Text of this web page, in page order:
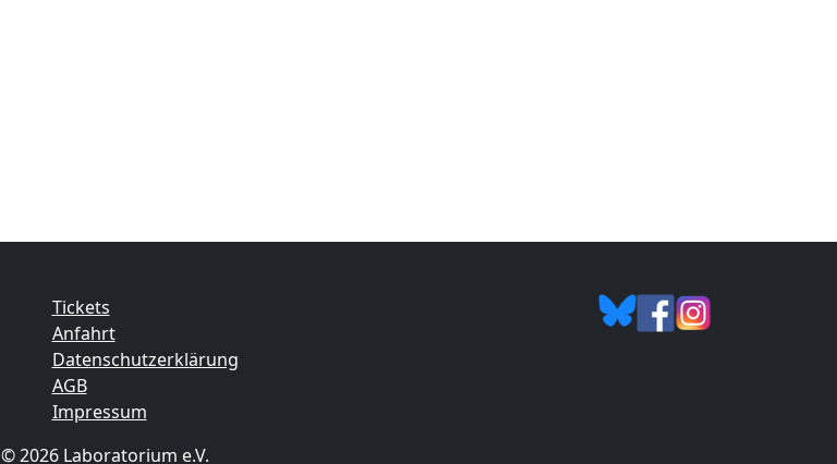
Tickets
Anfahrt
Datenschutzerklärung
AGB
Impressum
© 2026 Laboratorium e.V.